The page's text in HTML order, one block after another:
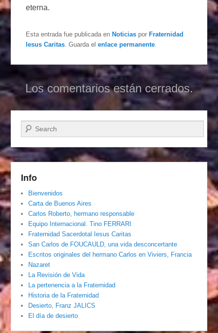
eterna.
Esta entrada fue publicada enNoticias porFraternidad
Iesus Caritas . Guarda elenlace permanente
Los comentarios están cerrados.
Buscar
Info
Bienvenidos
Carta de Buenos Aires
Carlos Roberto, hermano responsable
Equipo Internacional. Tino FERRARI
Fraternidad Sacerdotal Iesus Caritas
San Carlos de FOUCAULD, una vida desconcertante
Escritos originales del hermano Carlos en Viviers, Francia
Nazaret
La Revisión de Vida
La pertenencia a la Fraternidad
Historia de la Fraternidad
Desierto, Franz JALICS
El día de desierto